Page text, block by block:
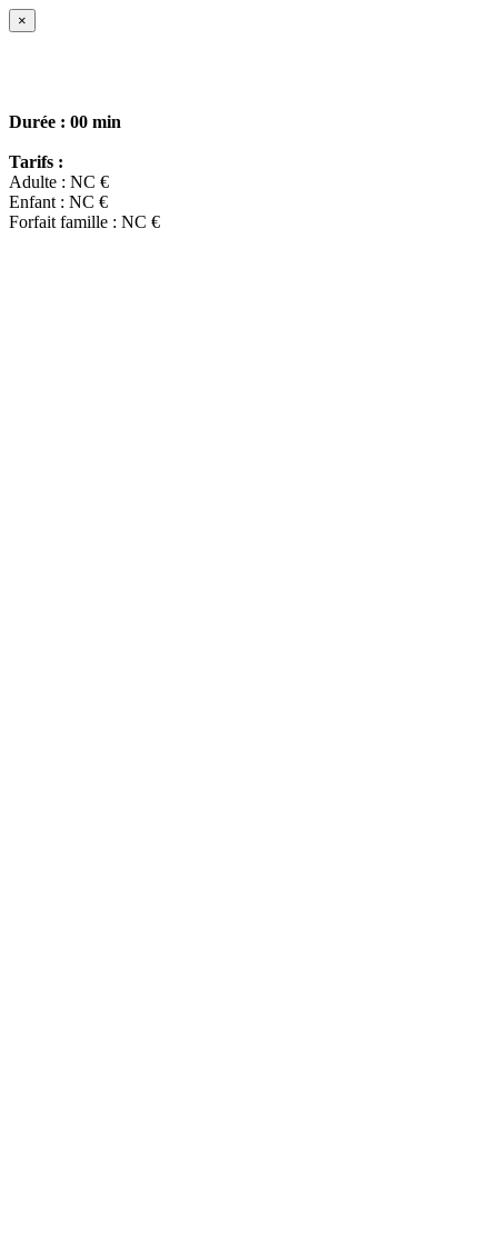
×
Durée : 00 min
Tarifs :
Adulte : NC €
Enfant : NC €
Forfait famille : NC €